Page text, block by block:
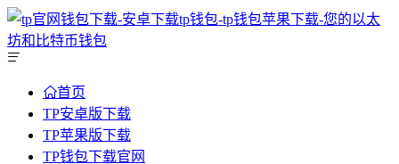
首页
TP安卓版下载
TP苹果版下载
TP钱包下载官网